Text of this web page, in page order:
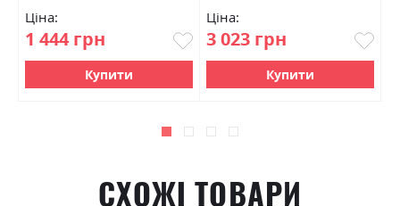
Ціна:
1 444 грн
Купити
Ціна:
3 023 грн
Купити
СХОЖІ ТОВАРИ